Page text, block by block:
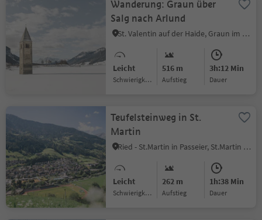
Wanderung: Graun über
Salg nach Arlund
St. Valentin auf der Haide, Graun im Vinschgau, Vinschgau
Leicht
Schwierigkeitsgrad
516 m
Aufstieg
3h:12 Min
Dauer
Teufelsteinweg in St.
Martin
Ried - St.Martin in Passeier, St.Martin in Passeier, Meran und Umgebung
Leicht
Schwierigkeitsgrad
262 m
Aufstieg
1h:38 Min
Dauer